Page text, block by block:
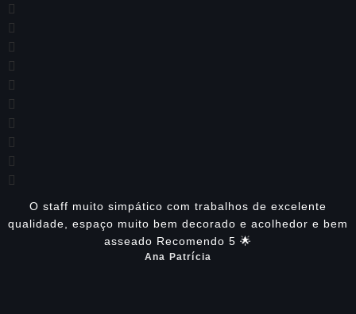
O staff muito simpático com trabalhos de excelente
qualidade, espaço muito bem decorado e acolhedor e bem
asseado Recomendo 5 🌟
Ana Patrícia